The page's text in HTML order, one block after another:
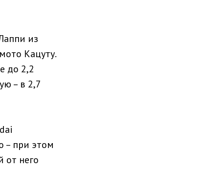
из
Кацуту.
до 2,2
– в 2,7
– при этом
от него